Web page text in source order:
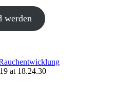
werden
at 18.24.30